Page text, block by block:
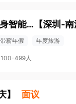
3D深度学习研发工程师（双休+具身智能） 【深圳-南
带薪年假 年度旅游
100-499人
】 面议